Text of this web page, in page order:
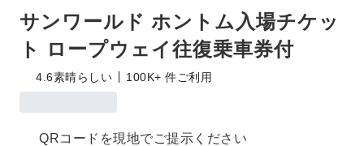
サンワールド ホントム入場チケッ
ト ロープウェイ往復乗車券付
4.6素晴らしい 100K+ 件ご利用
QRコードを現地でご提示ください